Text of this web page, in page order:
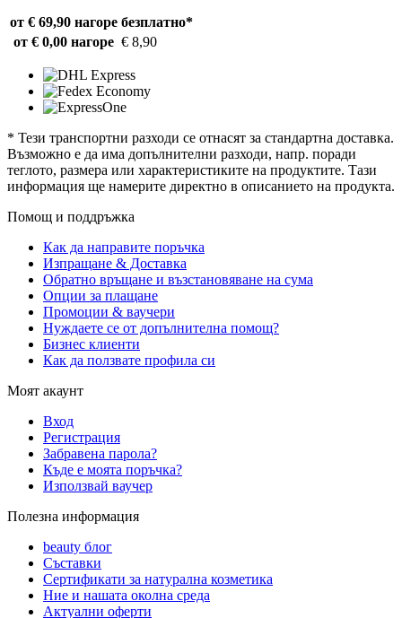
от € 69,90 нагоре безплатно*
от € 0,00 нагоре € 8,90
* Тези транспортни разходи се отнасят за стандартна доставка.
Възможно е да има допълнителни разходи, напр. поради
теглото, размера или характеристиките на продуктите. Тази
информация ще намерите директно в описанието на продукта.
Помощ и поддръжка
Как да направите поръчка
Изпращане & Доставка
Обратно връщане и възстановяване на сума
Опции за плащане
Промоции & ваучери
Нуждаете се от допълнителна помощ?
Бизнес клиенти
Как да ползвате профила си
Моят акаунт
Вход
Регистрация
Забравена парола?
Къде е моята поръчка?
Използвай ваучер
Полезна информация
beauty блог
Съставки
Сертификати за натурална козметика
Ние и нашата околна среда
Актуални оферти